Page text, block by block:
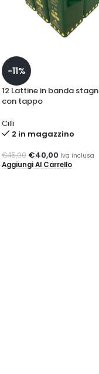
-11%
12 Lattine in banda
con tappo
Cilli
2 in magazzino
€45,00 €40,00 Iva inclusa
Aggiungi Al Carrello